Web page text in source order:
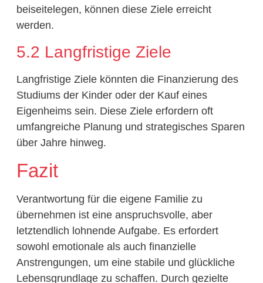
beiseitelegen, können diese Ziele erreicht
werden.
5.2 Langfristige Ziele
Langfristige Ziele könnten die Finanzierung des
Studiums der Kinder oder der Kauf eines
Eigenheims sein. Diese Ziele erfordern oft
umfangreiche Planung und strategisches Sparen
über Jahre hinweg.
Fazit
Verantwortung für die eigene Familie zu
übernehmen ist eine anspruchsvolle, aber
letztendlich lohnende Aufgabe. Es erfordert
sowohl emotionale als auch finanzielle
Anstrengungen, um eine stabile und glückliche
Lebensgrundlage zu schaffen. Durch gezielte